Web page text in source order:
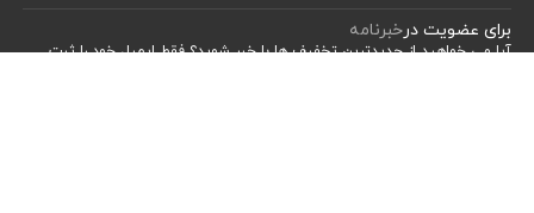
برای عضویت درخبرنامه
آیا می خواهید از جدید‌ترین تخفیف‌ ها با‌ خبر شوید؟ فقط ایمیل خود را ثبت